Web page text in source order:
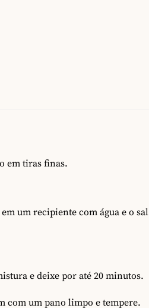
em tiras finas.
um recipiente com água e o sal
e deixe por até 20 minutos.
com um pano limpo e tempere.